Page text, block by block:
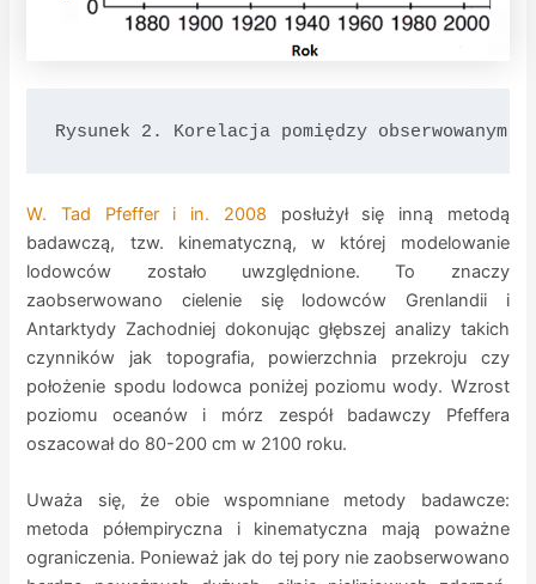
Rysunek 2. Korelacja pomiędzy
W. Tad Pfeffer i in. 2008 posłużył się inną metodą
badawczą, tzw. kinematyczną, w której modelowanie
lodowców zostało uwzględnione. To znaczy
zaobserwowano cielenie się lodowców Grenlandii i
Antarktydy Zachodniej dokonując głębszej analizy takich
czynników jak topografia, powierzchnia przekroju czy
położenie spodu lodowca poniżej poziomu wody. Wzrost
poziomu oceanów i mórz zespół badawczy Pfeffera
oszacował do 80-200 cm w 2100 roku.
Uważa się, że obie wspomniane metody badawcze:
metoda półempiryczna i kinematyczna mają poważne
ograniczenia. Ponieważ jak do tej pory nie zaobserwowano